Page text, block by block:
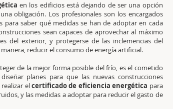
en los edificios está dejando de ser una opción
obligación. Los profesionales son los encargados
para saber qué medidas se han de adoptar en cada
sean capaces de aprovechar al máximo
del exterior, y protegerse de las inclemencias del
reducir el consumo de energía artificial.
de la mejor forma posible del frío, es el cometido
planes para que las nuevas construcciones
realizar elcertificado de eficiencia energética para
y las medidas a adoptar para reducir el gasto de